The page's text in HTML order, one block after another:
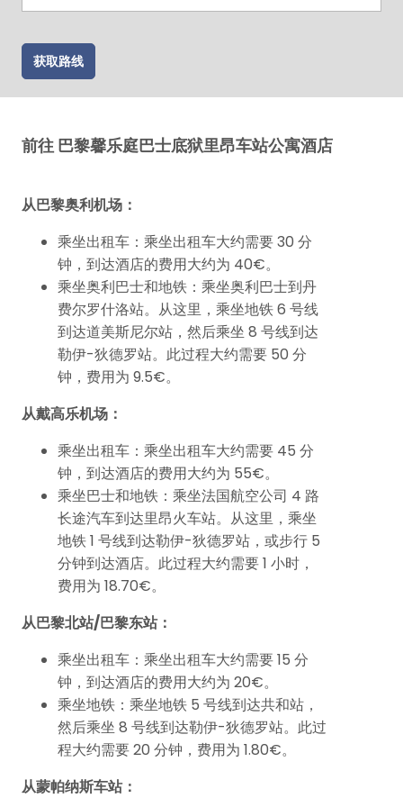
获取路线
前往 巴黎馨乐庭巴士底狱里昂车站公寓酒店
从巴黎奥利机场：
乘坐出租车：乘坐出租车大约需要 30 分
钟，到达酒店的费用大约为 40€。
乘坐奥利巴士和地铁：乘坐奥利巴士到丹
费尔罗什洛站。从这里，乘坐地铁 6 号线
到达道美斯尼尔站，然后乘坐 8 号线到达
勒伊-狄德罗站。此过程大约需要 50 分
钟，费用为 9.5€。
从戴高乐机场：
乘坐出租车：乘坐出租车大约需要 45 分
钟，到达酒店的费用大约为 55€。
乘坐巴士和地铁：乘坐法国航空公司 4 路
长途汽车到达里昂火车站。从这里，乘坐
地铁 1 号线到达勒伊-狄德罗站，或步行 5
分钟到达酒店。此过程大约需要 1 小时，
费用为 18.70€。
从巴黎北站/巴黎东站：
乘坐出租车：乘坐出租车大约需要 15 分
钟，到达酒店的费用大约为 20€。
乘坐地铁：乘坐地铁 5 号线到达共和站，
然后乘坐 8 号线到达勒伊-狄德罗站。此过
程大约需要 20 分钟，费用为 1.80€。
从蒙帕纳斯车站：